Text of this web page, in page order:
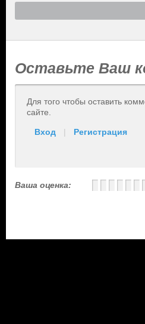
Оставьте Ваш
Для того чтобы оставить
сайте.
Вход | Регистрация
Ваша оценка: